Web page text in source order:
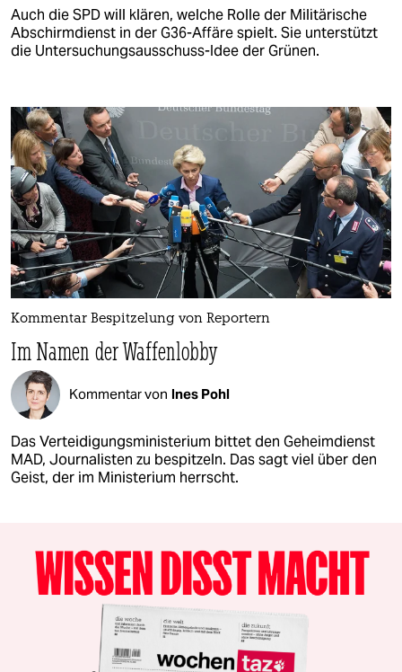
Auch die SPD will klären, welche Rolle der Militärische
Abschirmdienst in der G36-Affäre spielt. Sie unterstützt
die Untersuchungsausschuss-Idee der Grünen.
Kommentar Bespitzelung von Reportern
Im Namen der Waffenlobby
Kommentar von Ines Pohl
Das Verteidigungsministerium bittet den Geheimdienst
MAD, Journalisten zu bespitzeln. Das sagt viel über den
Geist, der im Ministerium herrscht.